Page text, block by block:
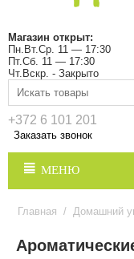
Магазин открыт:
Пн.Вт.Ср. 11 — 17:30
Пт.Сб. 11 — 17:30
Чт.Вскр. - Закрыто
+372 6 101 201
Заказать звонок
МЕНЮ
Главная / Домашний